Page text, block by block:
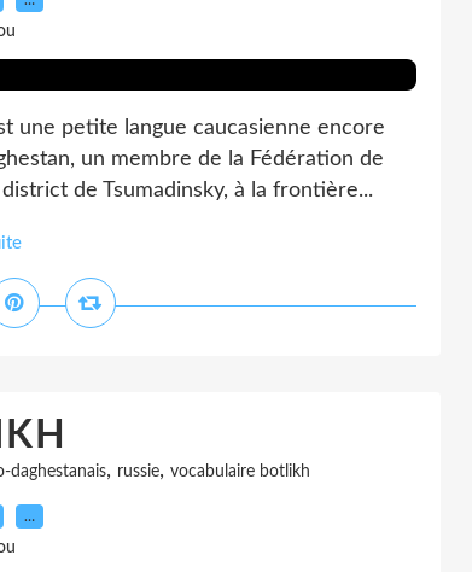
petite langue caucasienne encore
un membre de la Fédération de
de Tsumadinsky, à la frontière...
daghestanais, russie, vocabulaire botlikh
…